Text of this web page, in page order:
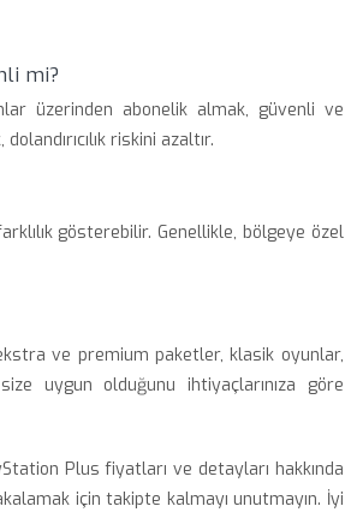
mi?
üzerinden abonelik almak, güvenli ve
riskini azaltır.
gösterebilir. Genellikle, bölgeye özel
ve premium paketler, klasik oyunlar,
uygun olduğunu ihtiyaçlarınıza göre
Plus fiyatları ve detayları hakkında
için takipte kalmayı unutmayın. İyi